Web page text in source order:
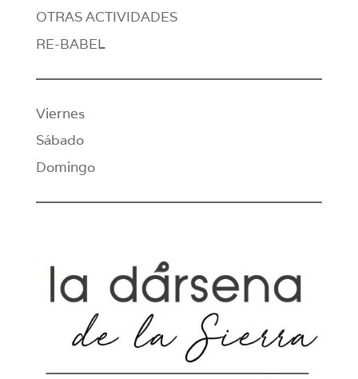
OTRAS ACTIVIDADES
RE-BABEL
Viernes
Sábado
Domingo